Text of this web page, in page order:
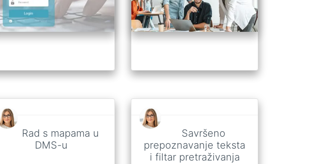
Rad s mapama u
DMS-u
Savršeno
prepoznavanje teksta
i filtar pretraživanja